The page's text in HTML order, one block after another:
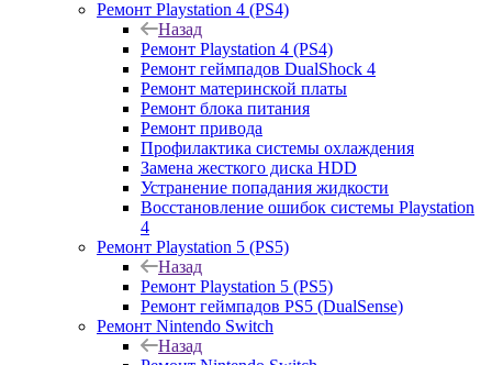
Ремонт Playstation 4 (PS4)
Назад
Ремонт Playstation 4 (PS4)
Ремонт геймпадов DualShock 4
Ремонт материнской платы
Ремонт блока питания
Ремонт привода
Профилактика системы охлаждения
Замена жесткого диска HDD
Устранение попадания жидкости
Восстановление ошибок системы Playstation
4
Ремонт Playstation 5 (PS5)
Назад
Ремонт Playstation 5 (PS5)
Ремонт геймпадов PS5 (DualSense)
Ремонт Nintendo Switch
Назад